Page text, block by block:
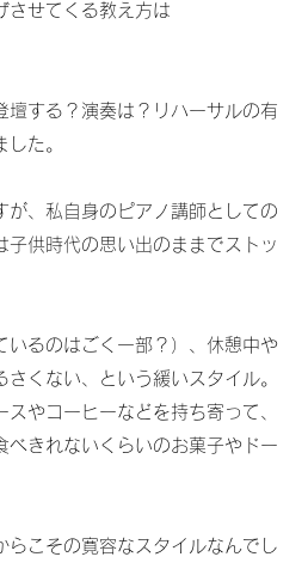
させてくる教え方は
壇する？演奏は？リハーサルの有
た。
が、私自身のピアノ講師としての
供時代の思い出のままでストッ
いるのはごく一部？）、休憩中や
くない、という緩いスタイル。
やコーヒーなどを持ち寄って、
きれないくらいのお菓子やドー
らこその寛容なスタイルなんでし